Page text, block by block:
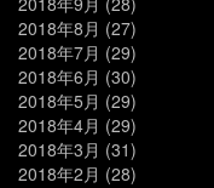
2018年8月 (27)
2018年7月 (29)
2018年6月 (30)
2018年5月 (29)
2018年4月 (29)
2018年3月 (31)
2018年2月 (28)